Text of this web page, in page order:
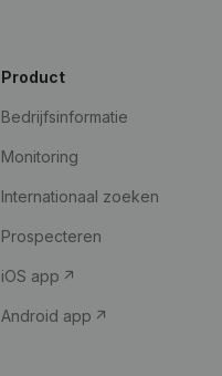
Product
Bedrijfsinformatie
Monitoring
Internationaal zoeken
Prospecteren
iOS app
Android app